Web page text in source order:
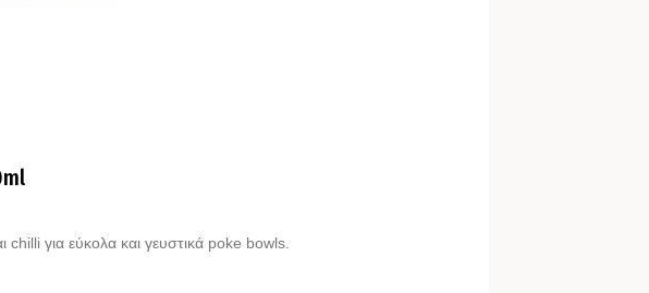
για εύκολα και γευστικά poke bowls.